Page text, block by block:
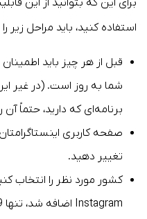
استفاده کنید، باید مراحل زیر
شما به روز است. (در غیر
برنامه‌ای که دارید، حتماً آن
تغییر دهید.
کشور مورد نظر را انتخاب